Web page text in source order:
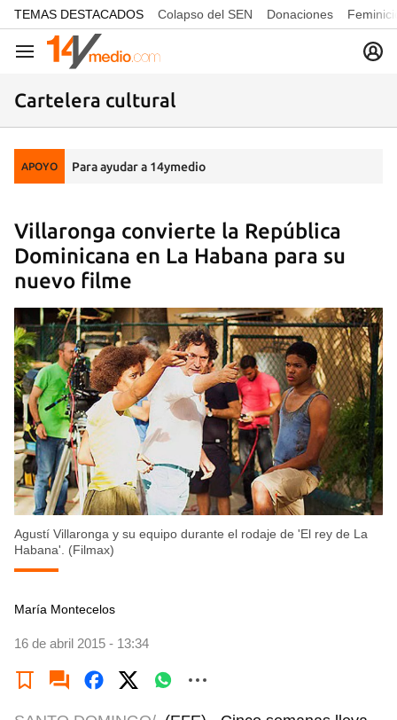
common.go-to-content
TEMAS DESTACADOS Colapso del SEN Donaciones
Navegación
Cartelera cultural
APOYO Para ayudar a 14ymedio
Villaronga convierte la República
Dominicana en La Habana para su
nuevo filme
Agustí Villaronga y su equipo durante el rodaje de 'El rey de La
Habana'. (Filmax)
María Montecelos
16 de abril 2015 - 13:34